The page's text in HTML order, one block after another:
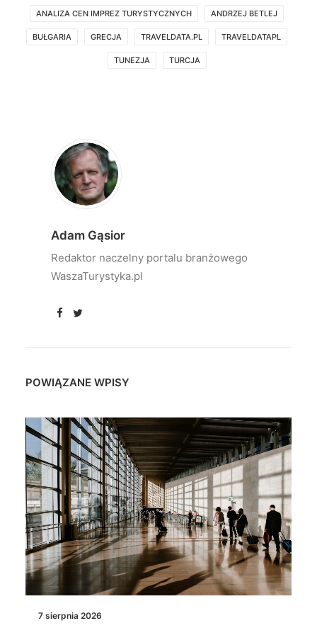
ANALIZA CEN IMPREZ TURYSTYCZNYCH ANDRZEJ BETLEJ
BUŁGARIA GRECJA TRAVELDATA.PL TRAVELDATAPL
TUNEZJA TURCJA
Adam Gąsior
Redaktor naczelny portalu branżowego
WaszaTurystyka.pl
POWIĄZANE WPISY
7 sierpnia 2026